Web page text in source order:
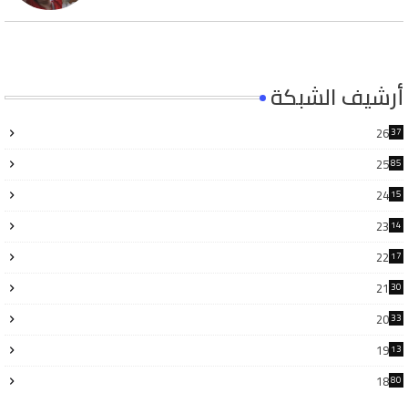
أرشيف الشبكة
2637
2585
2415
6
23 14
6
2217
3
21 30
6
2033
8
1913
7
1880